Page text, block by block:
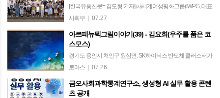
[한국유통신문= 김도형 기자] ㈔세계여성평화그룹(IWPG, 대표
전나영)이 주최·주관한 ‘제8회 평화사랑 그림그리기 국제대회’
동에서 성료됐다. 올해로 8회…
사회부 | 07.27
아르떼뉴텍그림이야기(39) - 김요희(우주를 품은 코
스모스)
경기도 용인시 처인구 원삼면. SK하이닉스 반도체 클러스터가
분주히 조성되고 있는 이곳에는 첨단산업의 역동성과는 또 다
869(Lille 869)이다. ​ 카페의…
토마스 | 07.26
금오사회과학통계연구소, 생성형 AI 실무 활용 콘텐
츠 공개